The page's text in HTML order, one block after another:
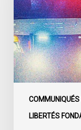
COMMUNIQUÉS
LIBERTÉS
commission
d’enquête
publique
sur
le
racisme
policier